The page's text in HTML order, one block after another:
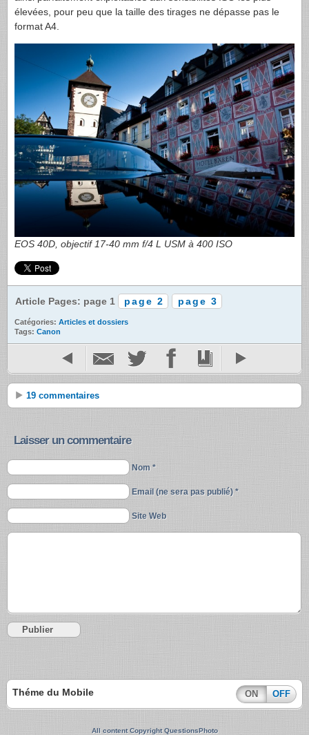
élevées, pour peu que la taille des tirages ne dépasse pas le
format A4.
EOS 40D, objectif 17-40 mm f/4 L USM à 400 ISO
Article Pages: page 1 page 2 page 3
Catégories: Articles et dossiers
Tags: Canon
19 commentaires
Laisser un commentaire
Nom *
Email (ne sera pas publié) *
Site Web
Théme du Mobile ON OFF
All content Copyright QuestionsPhoto